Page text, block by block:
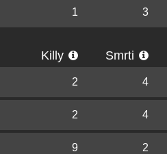
1 3
Killy Smrti
2 4
2 4
9 2